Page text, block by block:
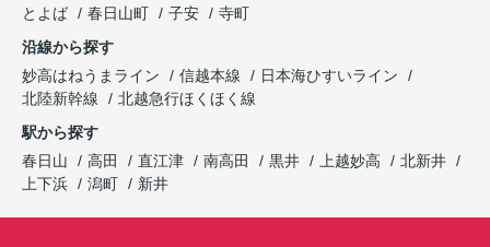
とよば
春日山町 子安
寺町
沿線から探す
妙高はねうまライン
信越本線
日本海ひすいライン
北陸新幹線
北越急行ほくほく線
駅から探す
春日山
高田 直江津 南高田 黒井 上越妙高
北新井
上下浜
潟町 新井